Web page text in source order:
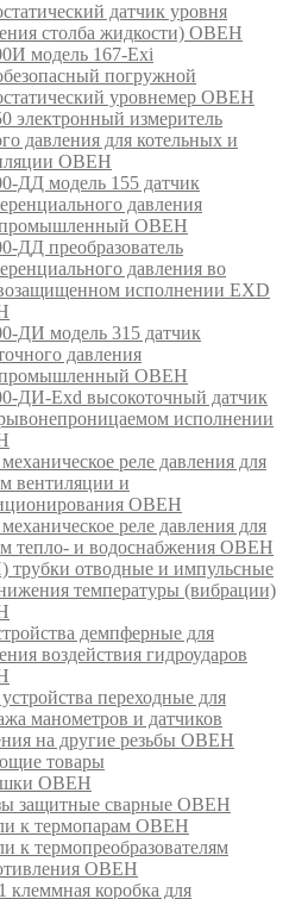
датчик уровня
столба жидкости) ОВЕН
модель 167-Exi
погружной
уровнемер ОВЕН
электронный измеритель
давления для котельных и
ОВЕН
ДД модель 155 датчик
давления
ОВЕН
ДД преобразователь
давления во
исполнении EXD
ДИ модель 315 датчик
давления
ОВЕН
ДИ-Exd высокоточный датчик
исполнении
реле давления для
вентиляции и
ОВЕН
реле давления для
тепло- и водоснабжения ОВЕН
отводные и импульсные
температуры (вибрации)
демпферные для
воздействия гидроударов
переходные для
манометров и датчиков
на другие резьбы ОВЕН
товары
ОВЕН
защитные сварные ОВЕН
к термопарам ОВЕН
к термопреобразователям
ОВЕН
клеммная коробка для